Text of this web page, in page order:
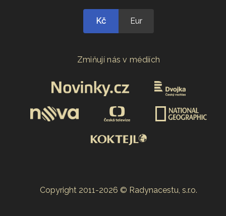
Kč Eur
Zmiňují nás v médiích
Copyright 2011-2026 © Radynacestu, s.r.o.